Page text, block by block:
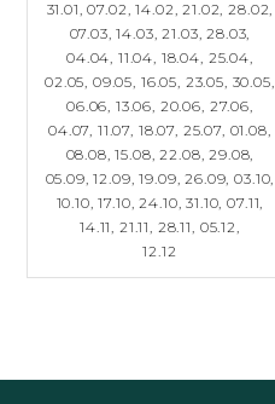
31.01,07.02,14.02,21.02,28.02,
07.03,14.03,21.03,28.03,
04.04, 11.04, 18.04, 25.04,
02.05, 09.05, 16.05, 23.05, 30.05,
06.06, 13.06, 20.06, 27.06,
04.07, 11.07, 18.07, 25.07, 01.08,
08.08,15.08,22.08,29.08,
05.09,12.09,19.09,26.09,03.10,
10.10,17.10,24.10,31.10,07.11,
14.11, 21.11, 28.11, 05.12,
12.12